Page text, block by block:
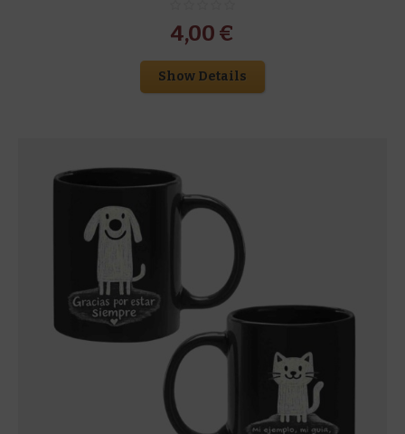
4,00 €
Show Details